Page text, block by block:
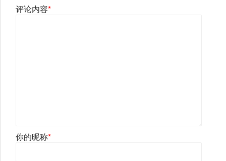
评论内容*
你的昵称*